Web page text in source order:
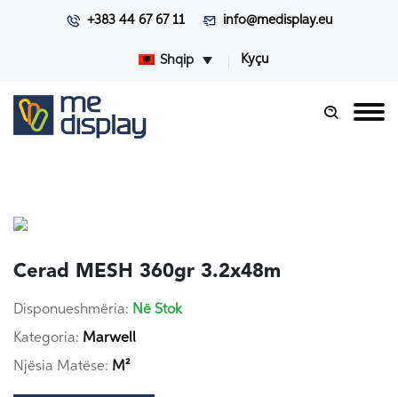
+383 44 67 67 11 info@medisplay.eu
Shqip Kyçu
Cerad MESH 360gr 3.2x48m
Disponueshmëria: Në Stok
Kategoria: Marwell
Njësia Matëse: M²